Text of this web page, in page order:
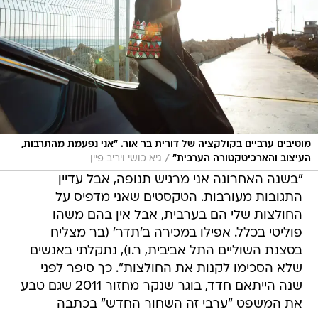
מוטיבים ערביים בקולקציה של דורית בר אור. "אני נפעמת מהתרבות,
העיצוב והארכיטקטורה הערבית" / גיא כושי ויריב פיין
"בשנה האחרונה אני מרגיש תנופה, אבל עדיין
התגובות מעורבות. הטקסטים שאני מדפיס על
החולצות שלי הם בערבית, אבל אין בהם משהו
פוליטי בכלל. אפילו במכירה ב'תדר' (בר מצליח
בסצנת השוליים התל אביבית, ר.ו), נתקלתי באנשים
שלא הסכימו לקנות את החולצות". כך סיפר לפני
שנה הייתאם חדד, בוגר שנקר מחזור 2011 שגם טבע
את המשפט "ערבי זה השחור החדש" בכתבה